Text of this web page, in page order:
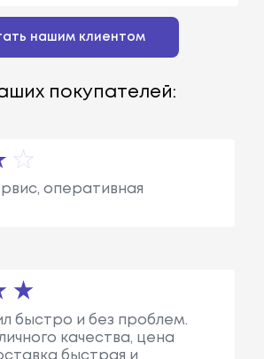
нашим клиентом
покупателей:
оперативная
быстро и без проблем.
качества, цена
быстрая и